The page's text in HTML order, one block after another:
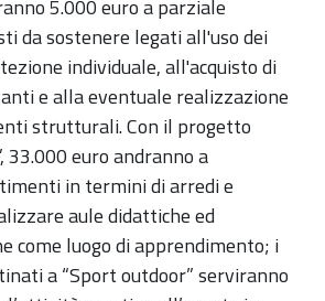
5.000 euro a parziale
da sostenere legati all'uso dei
individuale, all'acquisto di
e alla eventuale realizzazione
strutturali. Con il progetto
33.000 euro andranno a
in termini di arredi e
aule didattiche ed
come luogo di apprendimento; i
a “Sport outdoor” serviranno